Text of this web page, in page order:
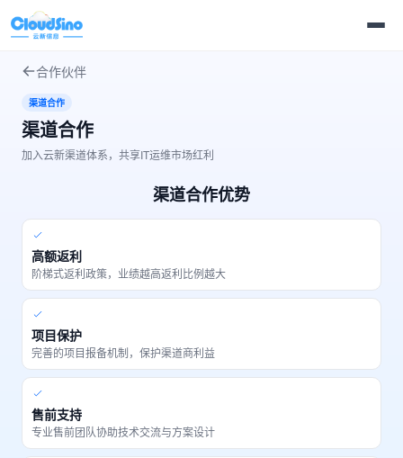
合作伙伴
渠道合作
渠道合作
加入云新渠道体系，共享IT运维市场红利
渠道合作优势
高额返利
阶梯式返利政策，业绩越高返利比例越大
项目保护
完善的项目报备机制，保护渠道商利益
售前支持
专业售前团队协助技术交流与方案设计